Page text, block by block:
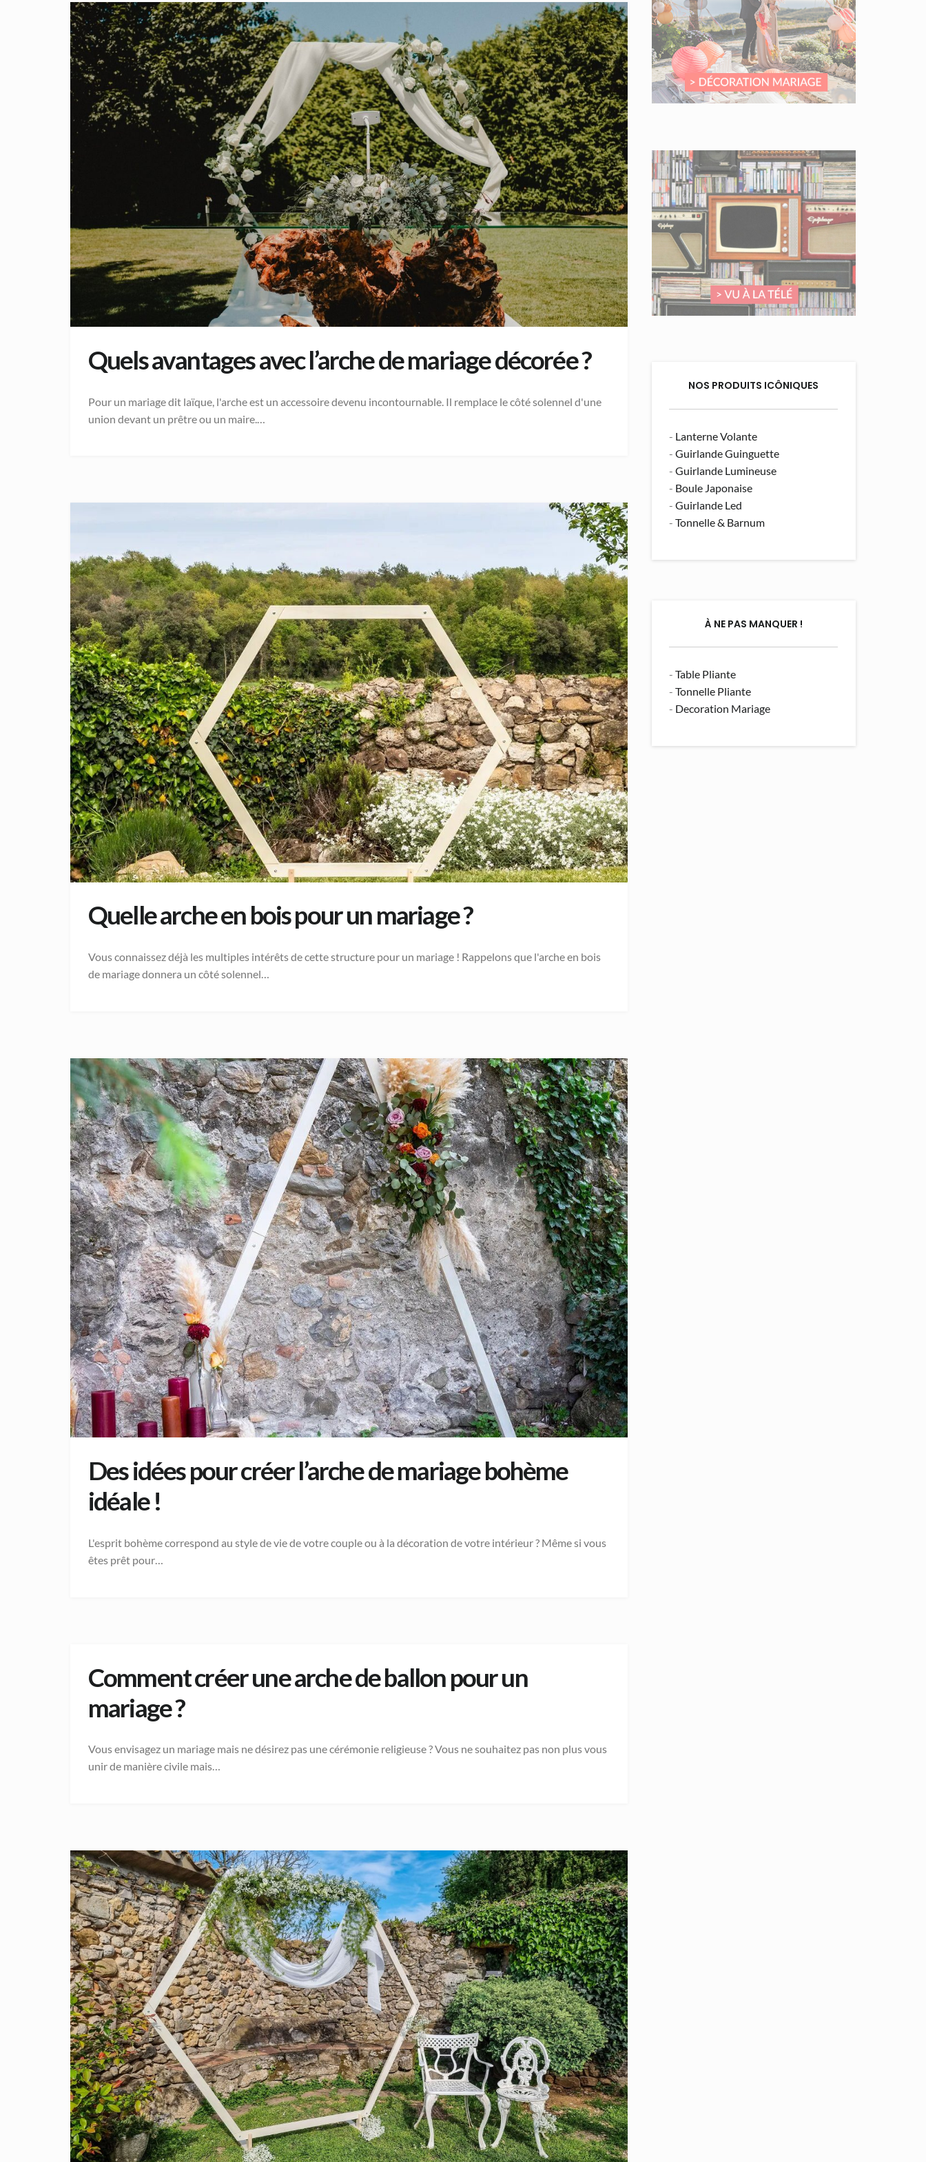
Quels avantages avec l’arche de mariage décorée ?
Pour un mariage dit laïque, l'arche est un accessoire devenu incontournable. Il remplace le côté solennel d'une
union devant un prêtre ou un maire.…
Quelle arche en bois pour un mariage ?
Vous connaissez déjà les multiples intérêts de cette structure pour un mariage ! Rappelons que l'arche en bois
de mariage donnera un côté solennel…
Des idées pour créer l’arche de mariage bohème
idéale !
L'esprit bohème correspond au style de vie de votre couple ou à la décoration de votre intérieur ? Même si vous
êtes prêt pour…
Comment créer une arche de ballon pour un
mariage ?
Vous envisagez un mariage mais ne désirez pas une cérémonie religieuse ? Vous ne souhaitez pas non plus vous
unir de manière civile mais…
NOS PRODUITS ICÔNIQUES
- Lanterne Volante
-Guirlande Guinguette
-Guirlande Lumineuse
- Boule Japonaise
-Guirlande Led
-Tonnelle & Barnum
À NE PAS MANQUER !
-Table Pliante
-Tonnelle Pliante
- Decoration Mariage